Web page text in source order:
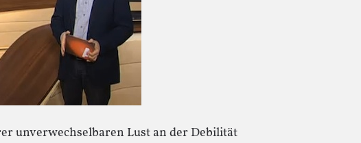
unverwechselbaren Lust an der Debilität